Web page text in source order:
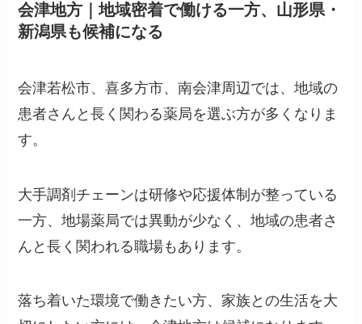
会津地方｜地域密着で働ける一方、山形県・
新潟県も候補になる
会津若松市、喜多方市、南会津周辺では、地域の
患者さんと長く関わる薬局を選ぶ方が多くなりま
す。
大手調剤チェーンは研修や応援体制が整っている
一方、地場薬局では異動が少なく、地域の患者さ
んと長く関われる職場もあります。
落ち着いた環境で働きたい方、家族との生活を大